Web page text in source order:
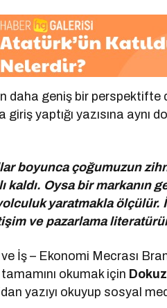
daha geniş bir perspektifte
yaptığı yazısına
boyunca çoğumuzun
kaldı. Oysa bir
yaratmakla ölçülür.
ve pazarlama
İş – Ekonomi Mecrası
tamamını okumak için
yazıyı okuyup sosyal